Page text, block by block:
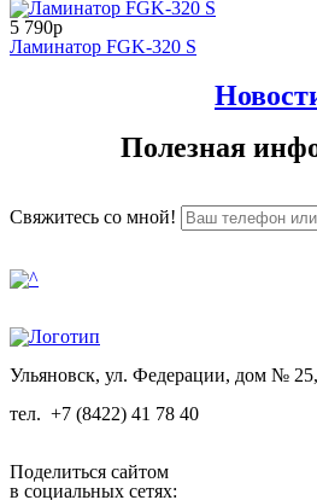
5 790р
Ламинатор FGK-320 S
Полезная
Свяжитесь со мной!
Ульяновск, ул. Федерации, дом №
тел. +7 (8422) 41 78 40
Поделиться сайтом
в социальных сетях: